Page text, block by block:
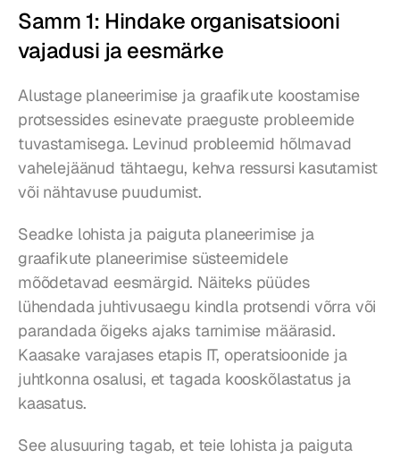
Samm 1: Hindake organisatsiooni
vajadusi ja eesmärke
Alustage planeerimise ja graafikute koostamise
protsessides esinevate praeguste probleemide
tuvastamisega. Levinud probleemid hõlmavad
vahelejäänud tähtaegu, kehva ressursi kasutamist
või nähtavuse puudumist.
Seadke lohista ja paiguta planeerimise ja
graafikute planeerimise süsteemidele
mõõdetavad eesmärgid. Näiteks püüdes
lühendada juhtivusaegu kindla protsendi võrra või
parandada õigeks ajaks tarnimise määrasid.
Kaasake varajases etapis IT, operatsioonide ja
juhtkonna osalusi, et tagada kooskõlastatus ja
kaasatus.
See alusuuring tagab, et teie lohista ja paiguta